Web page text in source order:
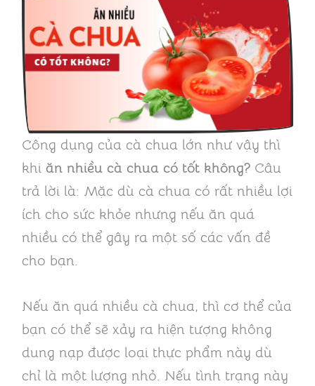
Công dụng của cà chua lớn như vậy thì
khi ăn nhiều cà chua có tốt không?Câu
trả lời là: Mặc dù cà chua có rất nhiều lợi
ích cho sức khỏe nhưng nếu ăn quá
nhiều có thể gây ra một số các vấn đề
cho bạn.
Nếu ăn quá nhiều cà chua, thì cơ thể của
bạn có thể sẽ xảy ra hiện tượng không
dung nạp được loại thực phẩm này dù
chỉ là một lượng nhỏ. Nếu tình trạng này